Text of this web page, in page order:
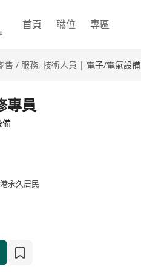
首頁 職位 專區
售 / 服務, 技術人員 | 電子/電氣設備
專員
備
永久居民